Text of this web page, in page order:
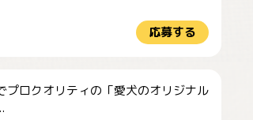
応募する
プロクオリティの「愛犬のオリジナル